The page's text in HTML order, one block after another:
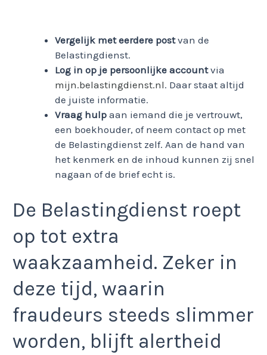
Vergelijk met eerdere postvan de
Belastingdienst.
Log in op je persoonlijke accountvia
mijn.belastingdienst.nl. Daar staat altijd
de juiste informatie.
Vraag hulp aan iemand die je vertrouwt,
een boekhouder, of neem contact op met
de Belastingdienst zelf. Aan de hand van
het kenmerk en de inhoud kunnen zij snel
nagaan of de brief echt is.
De Belastingdienst roept
op tot extra
waakzaamheid. Zeker in
deze tijd, waarin
fraudeurs steeds slimmer
worden, blijft alertheid